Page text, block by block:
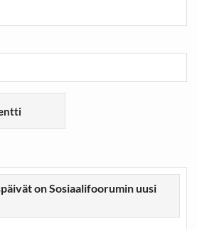
on Sosiaalifoorumin uusi